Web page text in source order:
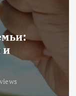
и